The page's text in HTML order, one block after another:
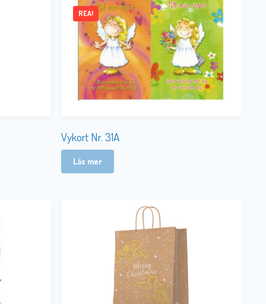
Vykort Nr. 31A
REA!
Läs mer